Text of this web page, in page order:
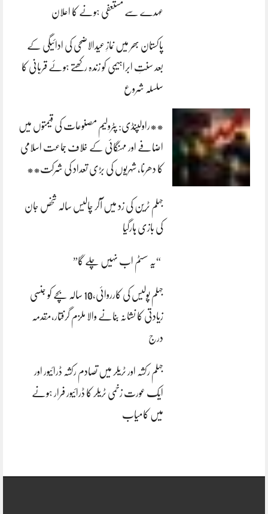
عہدے سے مستعفی ہونے کا اعلان
پاکستان بھر میں نمازِ عیدالاضحی کی ادائیگی کے
بعد سنتِ ابراہیمی کو زندہ رکھتے ہوئے قربانی کا
سلسلہ شروع
**راولپنڈی: پٹرولیم مصنوعات کی قیمتوں میں
اضافے اور مہنگائی کے خلاف جماعت اسلامی
کا دھرنا، شہریوں کی بڑی تعداد کی شرکت**
جہلم ٹرین کی زد میں آکر چالیس سالہ شخص جان
کی بازی ہارگیا
“یہ سسٹم اب نہیں چلے گا”
جہلم پولیس کی کارروائی،10 سالہ بچے کو جنسی
زیادتی کا نشانہ بنانے والا ملزم گرفتار،مقدمہ
درج
جہلم رکشہ اور ٹریلر میں تصادم رکشہ ڈرائیور اور
ایک عورت زخمی ٹریلر کا ڈرائیور فرار ہونے
میں کامیاب